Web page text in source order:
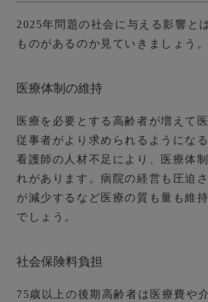
2025年問題の社会に与える影響と
ものがあるのか見ていきましょう。
医療体制の維持
医療を必要とする高齢者が増えて
従事者がより求められるようになる
看護師の人材不足により、医療体
れがあります。病院の経営も圧迫
が減少するなど医療の質も量も維
でしょう。
社会保険料負担
75歳以上の後期高齢者は医療費や